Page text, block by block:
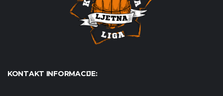
KONTAKT INFORMACIJE: